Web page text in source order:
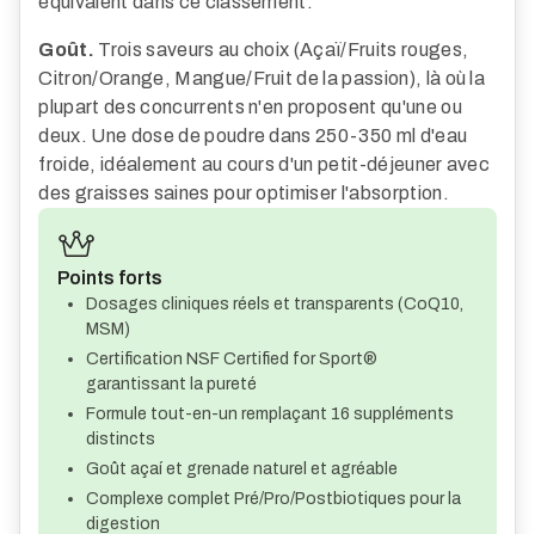
Goût. Trois saveurs au choix (Açaï/Fruits rouges,
Citron/Orange, Mangue/Fruit de la passion), là où la
plupart des concurrents n'en proposent qu'une ou
deux. Une dose de poudre dans 250-350 ml d'eau
froide, idéalement au cours d'un petit-déjeuner avec
des graisses saines pour optimiser l'absorption.
Points forts
Dosages cliniques réels et transparents (CoQ10,
MSM)
Certification NSF Certified for Sport®
garantissant la pureté
Formule tout-en-un remplaçant 16 suppléments
distincts
Goût açaí et grenade naturel et agréable
Complexe complet Pré/Pro/Postbiotiques pour la
digestion